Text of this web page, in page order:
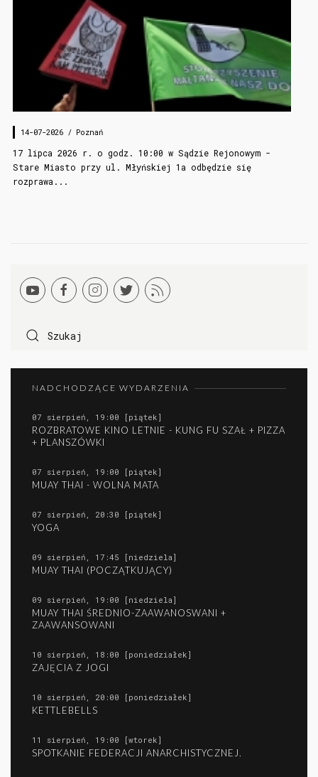
14-07-2026 / Poznań
17 lipca 2026 r. o godz. 10:00 w Sądzie Rejonowym -
Stare Miasto przy ul. Młyńskiej 1a odbędzie się
rozprawa...
NADCHODZĄCE WYDARZENIA
07 sierpień, 19:00 [piątek]
ROZBRATOWE KINO LETNIE - KUNG FU SZAŁ + PIZZA
+ PLANSZÓWKI
07 sierpień, 19:00 [piątek]
MUAY THAI - WOLNA MATA
07 sierpień, 20:30 [piątek]
YOGA
09 sierpień, 17:45 [niedziela]
MUAY THAI (POCZĄTKUJĄCY)
09 sierpień, 19:00 [niedziela]
MUAY THAI ŚREDNIO-ZAAWANOSWANI +
ZAAWANSOWANI
10 sierpień, 18:00 [poniedziałek]
ZAJĘCIA Z JOGI
10 sierpień, 20:00 [poniedziałek]
KETTLEBELLS
11 sierpień, 19:00 [wtorek]
SPOTKANIE FEDERACJI ANARCHISTYCZNEJ.